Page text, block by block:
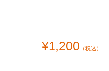
¥1,200 （税込）